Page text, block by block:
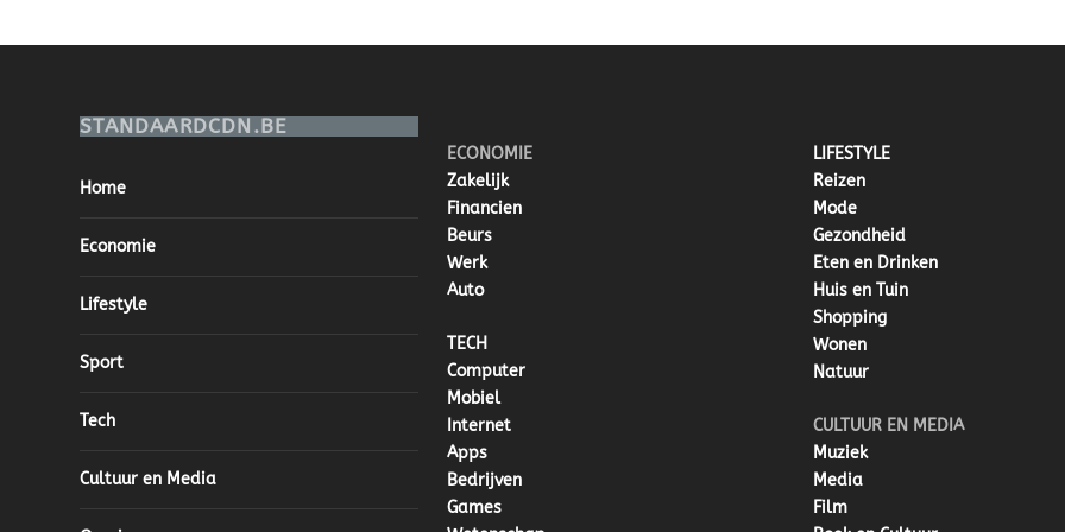
STANDAARDCDN.BE
Home
Economie
Lifestyle
Sport
Tech
Cultuur en Media
ECONOMIE
Zakelijk
Financien
Beurs
Werk
Auto
TECH
Computer
Mobiel
Internet
Apps
Bedrijven
Games
LIFESTYLE
Reizen
Mode
Gezondheid
Eten en Drinken
Huis en Tuin
Shopping
Wonen
Natuur
CULTUUR EN MEDIA
Muziek
Media
Film